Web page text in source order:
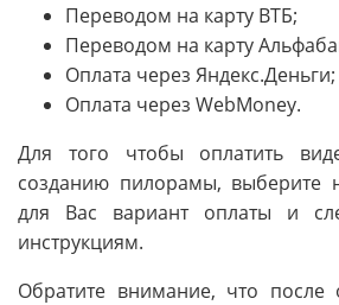
Переводом на карту ВТБ;
Переводом на карту
Оплата через Яндекс.Деньги;
Оплата через WebMoney.
Для того чтобы оплатить
созданию пилорамы, выберите
для Вас вариант оплаты и
инструкциям.
Обратите внимание, что после